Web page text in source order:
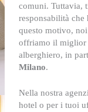
comuni. Tuttavia,
responsabilità
questo motivo,
offriamo il miglior
alberghiero, in
Milano.
Nella nostra
hotel o per i tuoi